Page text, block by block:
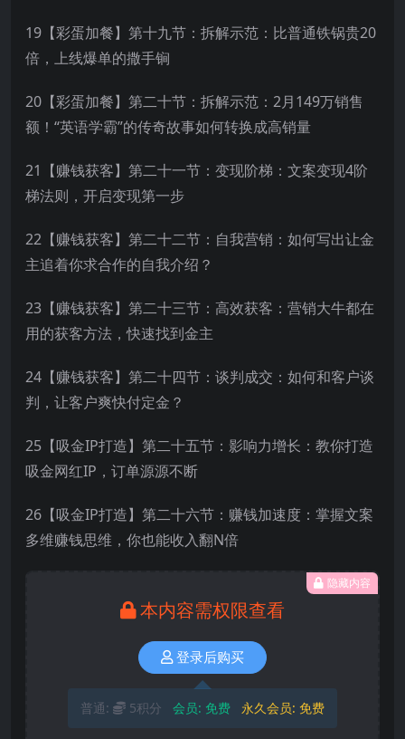
19【彩蛋加餐】第十九节：拆解示范：比普通铁锅贵20
倍，上线爆单的撒手锏
20【彩蛋加餐】第二十节：拆解示范：2月149万销售
额！“英语学霸”的传奇故事如何转换成高销量
21【赚钱获客】第二十一节：变现阶梯：文案变现4阶
梯法则，开启变现第一步
22【赚钱获客】第二十二节：自我营销：如何写出让金
主追着你求合作的自我介绍？
23【赚钱获客】第二十三节：高效获客：营销大牛都在
用的获客方法，快速找到金主
24【赚钱获客】第二十四节：谈判成交：如何和客户谈
判，让客户爽快付定金？
25【吸金IP打造】第二十五节：影响力增长：教你打造
吸金网红IP，订单源源不断
26【吸金IP打造】第二十六节：赚钱加速度：掌握文案
多维赚钱思维，你也能收入翻N倍
隐藏内容
本内容需权限查看
登录后购买
普通: 5积分 会员: 免费 永久会员: 免费